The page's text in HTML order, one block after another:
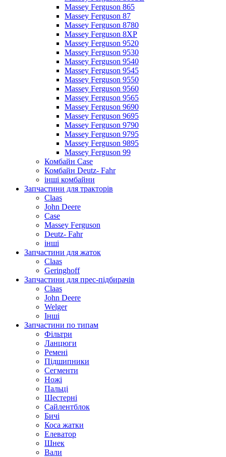
Massey Ferguson 865
Massey Ferguson 87
Massey Ferguson 8780
Massey Ferguson 8XP
Massey Ferguson 9520
Massey Ferguson 9530
Massey Ferguson 9540
Massey Ferguson 9545
Massey Ferguson 9550
Massey Ferguson 9560
Massey Ferguson 9565
Massey Ferguson 9690
Massey Ferguson 9695
Massey Ferguson 9790
Massey Ferguson 9795
Massey Ferguson 9895
Massey Ferguson 99
Комбайн Case
Комбайн Deutz- Fahr
інші комбайни
Запчастини для тракторів
Claas
John Deere
Case
Massey Ferguson
Deutz- Fahr
інші
Запчастини для жаток
Claas
Geringhoff
Запчастини для прес-підбирачів
Claas
John Deere
Welger
Інші
Запчастини по типам
Фільтри
Ланцюги
Ремені
Підшипники
Сегменти
Ножі
Пальці
Шестерні
Сайлентблок
Бичі
Коса жатки
Елеватор
Шнек
Вали